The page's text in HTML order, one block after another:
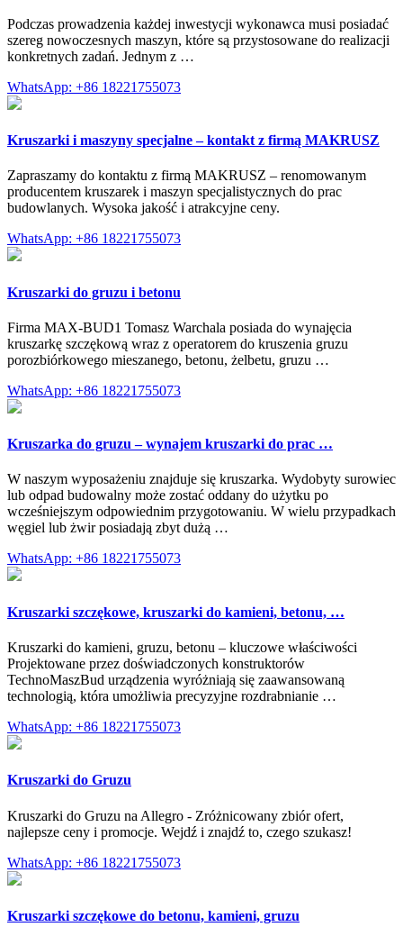
Podczas prowadzenia każdej inwestycji wykonawca musi posiadać
szereg nowoczesnych maszyn, które są przystosowane do realizacji
konkretnych zadań. Jednym z …
WhatsApp: +86 18221755073
Kruszarki i maszyny specjalne – kontakt z firmą MAKRUSZ
Zapraszamy do kontaktu z firmą MAKRUSZ – renomowanym
producentem kruszarek i maszyn specjalistycznych do prac
budowlanych. Wysoka jakość i atrakcyjne ceny.
WhatsApp: +86 18221755073
Kruszarki do gruzu i betonu
Firma MAX-BUD1 Tomasz Warchala posiada do wynajęcia
kruszarkę szczękową wraz z operatorem do kruszenia gruzu
porozbiórkowego mieszanego, betonu, żelbetu, gruzu …
WhatsApp: +86 18221755073
Kruszarka do gruzu – wynajem kruszarki do prac …
W naszym wyposażeniu znajduje się kruszarka. Wydobyty surowiec
lub odpad budowalny może zostać oddany do użytku po
wcześniejszym odpowiednim przygotowaniu. W wielu przypadkach
węgiel lub żwir posiadają zbyt dużą …
WhatsApp: +86 18221755073
Kruszarki szczękowe, kruszarki do kamieni, betonu, …
Kruszarki do kamieni, gruzu, betonu – kluczowe właściwości
Projektowane przez doświadczonych konstruktorów
TechnoMaszBud urządzenia wyróżniają się zaawansowaną
technologią, która umożliwia precyzyjne rozdrabnianie …
WhatsApp: +86 18221755073
Kruszarki do Gruzu
Kruszarki do Gruzu na Allegro - Zróżnicowany zbiór ofert,
najlepsze ceny i promocje. Wejdź i znajdź to, czego szukasz!
WhatsApp: +86 18221755073
Kruszarki szczękowe do betonu, kamieni, gruzu